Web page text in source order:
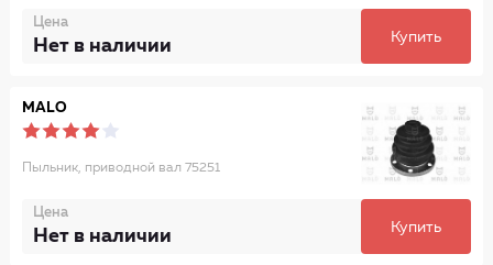
Цена
Нет в наличии Купить
MALO
Пыльник, приводной вал 75251
Цена
Нет в наличии Купить